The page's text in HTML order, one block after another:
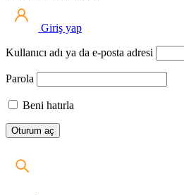
Giriş yap
Kullanıcı adı ya da e-posta adresi
Parola
Beni hatırla